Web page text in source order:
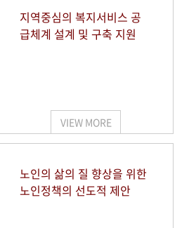
지역중심의 복지서비스 공
급체계 설계 및 구축 지원
VIEW MORE
노인의 삶의 질 향상을 위한
노인정책의 선도적 제안